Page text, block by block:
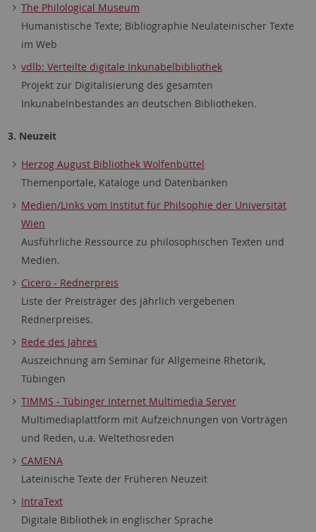
The Philological Museum
Humanistische Texte; Bibliographie Neulateinischer Texte
im Web
vdlb: Verteilte digitale Inkunabelbibliothek
Projekt zur Digitalisierung des gesamten
Inkunabelnbestandes an deutschen Bibliotheken.
3. Neuzeit
Herzog August Bibliothek Wolfenbüttel
Themenportale, Kataloge und Datenbanken
Medien/Links vom Institut für Philsophie der Universität
Wien
Ausführliche Ressource zu philosophischen Texten und
Medien.
Cicero - Rednerpreis
Liste der Preisträger des jährlich vergebenen
Rednerpreises.
Rede des Jahres
Auszeichnung am Seminar für Allgemeine Rhetorik,
Tübingen
TIMMS - Tübinger Internet Multimedia Server
Multimediaplattform mit Aufzeichnungen von Vorträgen
und Reden, u.a. Weltethosreden
CAMENA
Lateinische Texte der Früheren Neuzeit
IntraText
Digitale Bibliothek in englischer Sprache